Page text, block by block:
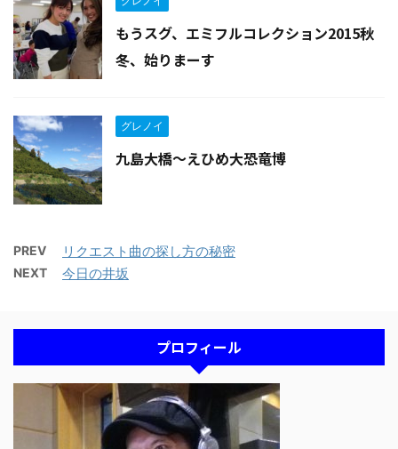
もうスグ、エミフルコレクション2015秋
冬、始りまーす
グレノイ
九島大橋〜えひめ大恐竜博
PREV リクエスト曲の探し方の秘密
NEXT 今日の井坂
プロフィール